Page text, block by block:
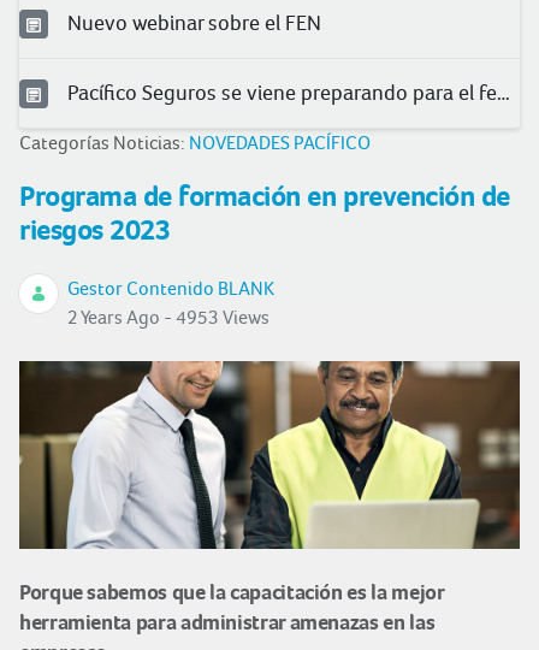
Nuevo webinar sobre el FEN
Pacífico Seguros se viene preparando para el fenómeno El Niño
Categorías Noticias: NOVEDADES PACÍFICO
Programa de formación en prevención de
riesgos 2023
Gestor Contenido BLANK
2 Years Ago - 4953 Views
Porque sabemos que la capacitación es la mejor
herramienta para administrar amenazas en las